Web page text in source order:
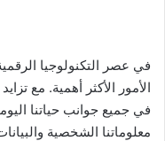
في عصر التكنولوجيا
الأمور الأكثر أهمية. مع
في جميع جوانب حياتنا
معلوماتنا الشخصية